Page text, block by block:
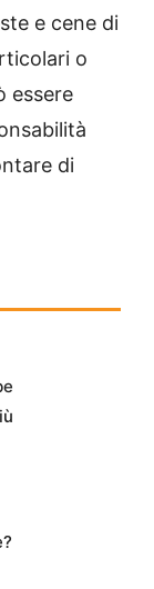
e cene di
o
essere
di